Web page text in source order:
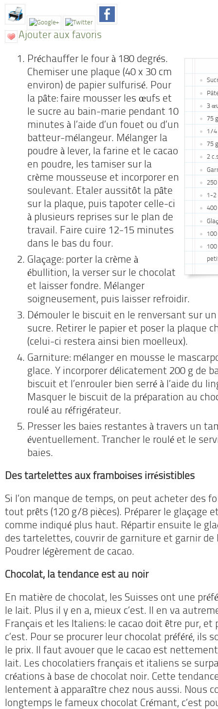
Ajouter aux favoris
3
75
1/4
75
2
250
1-2
Préchauffer le four à 180 degrés.
Chemiser une plaque (40 x 30 cm
environ) de papier sulfurisé. Pour
la pâte: faire mousser les œufs et
le sucre au bain-marie pendant 10
minutes à l’aide d’un fouet ou d’un
batteur-mélangeur. Mélanger la
poudre à lever, la farine et le cacao
en poudre, les tamiser sur la
crème mousseuse et incorporer en
soulevant. Etaler aussitôt la pâte
sur la plaque, puis tapoter celle-ci
à plusieurs reprises sur le plan de
travail. Faire cuire 12-15 minutes
dans le bas du four.
Glaçage: porter la crème à
ébullition, la verser sur le chocolat
et laisser fondre. Mélanger
soigneusement, puis laisser refroidir.
Démouler le biscuit en le renversant sur
sucre. Retirer le papier et poser la plaque
(celui-ci restera ainsi bien moelleux).
Garniture: mélanger en mousse le
glace. Y incorporer délicatement 200 g de
biscuit et l’enrouler bien serré à l’aide du
Masquer le biscuit de la préparation au
roulé au réfrigérateur.
Presser les baies restantes à travers un
éventuellement. Trancher le roulé et le
baies.
Des tartelettes aux framboises irrésistibles
Si l’on manque de temps, on peut acheter des
tout prêts (120 g/8 pièces). Préparer le glaçage
comme indiqué plus haut. Répartir ensuite le
des tartelettes, couvrir de garniture et garnir de
Poudrer légèrement de cacao.
Chocolat, la tendance est au noir
En matière de chocolat, les Suisses ont une
le lait. Plus il y en a, mieux c’est. Il en va
Français et les Italiens: le cacao doit être pur, et
c’est. Pour se procurer leur chocolat préféré, ils
le prix. Il faut avouer que le cacao est
lait. Les chocolatiers français et italiens se
créations à base de chocolat noir. Cette
lentement à apparaître chez nous aussi. Nous
longtemps le fameux chocolat Crémant, c’est